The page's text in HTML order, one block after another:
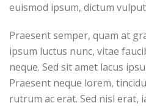
euismod ipsum, dictum
Praesent semper, quam at
ipsum luctus nunc, vitae
neque. Sed sit amet lacus
Praesent neque lorem,
rutrum ac erat. Sed nisl erat,